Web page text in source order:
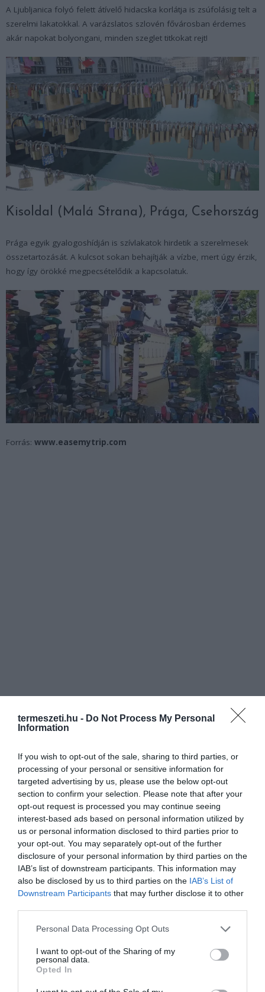
termeszeti.hu - Do Not Process My Personal
Information
If you wish to opt-out of the sale, sharing to third parties, or
processing of your personal or sensitive information for
targeted advertising by us, please use the below opt-out
section to confirm your selection. Please note that after your
opt-out request is processed you may continue seeing
interest-based ads based on personal information utilized by
us or personal information disclosed to third parties prior to
your opt-out. You may separately opt-out of the further
disclosure of your personal information by third parties on the
IAB’s list of downstream participants. This information may
also be disclosed by us to third parties on the IAB’s List of
Downstream Participants that may further disclose it to other
Please note that this website/app uses one or more Google
not limited to your visit or usage behaviour. You may click to
grant or deny consent to Google and its third-party tags to
use your data for below specified purposes in below Google
consent section.
Personal Data Processing Opt Outs
I want to opt-out of the Sharing of my
personal data.
Opted In
A Ljubljanica folyó felett átívelő hidacska korlátja is zsúfolásig telt a
szerelmi lakatokkal. A varázslatos szlovén fővárosban érdemes
akár napokat bolyongani, minden szeglet titkokat rejt!
Kisoldal (Malá Strana), Prága, Csehország
Prága egyik gyalogoshídján is szívlakatok hirdetik a szerelmesek
összetartozását. A kulcsot sokan behajítják a vízbe, mert úgy érzik,
hogy így örökké megpecsételődik a kapcsolatuk.
Forrás: www.easemytrip.com